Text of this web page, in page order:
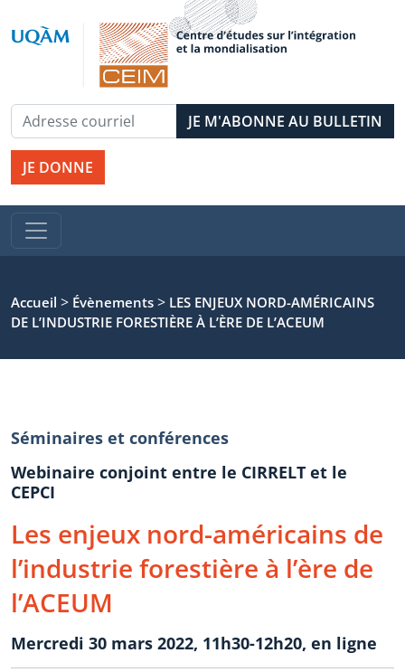
JE DONNE
Accueil > Évènements > LES ENJEUX NORD-AMÉRICAINS
DE L’INDUSTRIE FORESTIÈRE À L’ÈRE DE L’ACEUM
Séminaires et conférences
Webinaire conjoint entre le CIRRELT et le
CEPCI
Les enjeux nord-américains de
l’industrie forestière à l’ère de
l’ACEUM
Mercredi 30 mars 2022, 11h30-12h20, en ligne